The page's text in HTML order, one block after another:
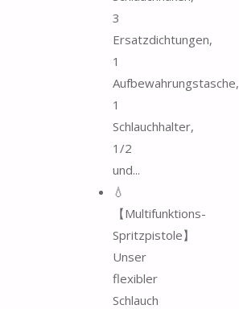
3
Ersatzdichtungen,
1
Aufbewahrungstasche,
1
Schlauchhalter,
1/2
und...
💧
【Multifunktions-
Spritzpistole】
Unser
flexibler
Schlauch